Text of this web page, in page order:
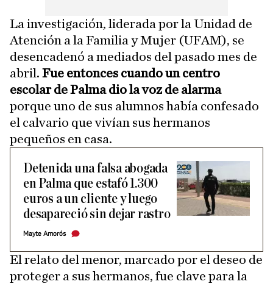
La investigación, liderada por la Unidad de
Atención a la Familia y Mujer (UFAM), se
desencadenó a mediados del pasado mes de
abril. Fue entonces cuando un centro
escolar de Palma dio la voz de alarma
porque uno de sus alumnos había confesado
el calvario que vivían sus hermanos
pequeños en casa.
Detenida una falsa abogada
en Palma que estafó 1.300
euros a un cliente y luego
desapareció sin dejar rastro
Mayte Amorós
El relato del menor, marcado por el deseo de
proteger a sus hermanos, fue clave para la